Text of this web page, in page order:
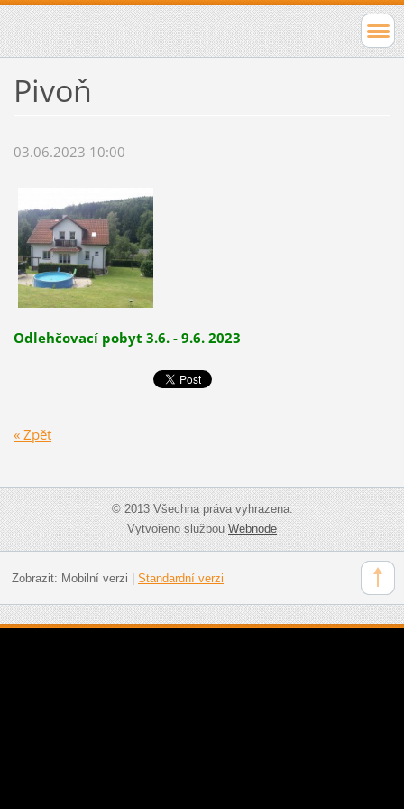
Pivoň
03.06.2023 10:00
Odlehčovací pobyt 3.6. - 9.6. 2023
« Zpět
© 2013 Všechna práva vyhrazena.
Vytvořeno službouWebnode
Zobrazit: Mobilní verzi Standardní verzi